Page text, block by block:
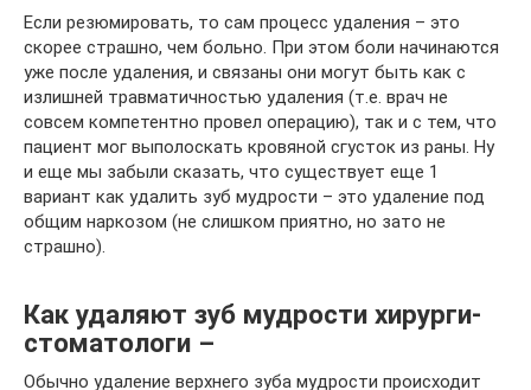
Если резюмировать, то сам процесс удаления – это
скорее страшно, чем больно. При этом боли начинаются
уже после удаления, и связаны они могут быть как с
излишней травматичностью удаления (т.е. врач не
совсем компетентно провел операцию), так и с тем, что
пациент мог выполоскать кровяной сгусток из раны. Ну
и еще мы забыли сказать, что существует еще 1
вариант как удалить зуб мудрости – это удаление под
общим наркозом (не слишком приятно, но зато не
страшно).
Как удаляют зуб мудрости хирурги-
стоматологи –
Обычно удаление верхнего зуба мудрости происходит